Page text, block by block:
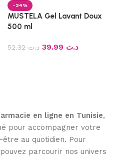
-24%
MUSTELA Gel Lavant Doux
500 ml
د.ت52.32 د.ت
en ligne en Tunisie,
pour accompagner votre
au quotidien. Pour
parcourir nos univers